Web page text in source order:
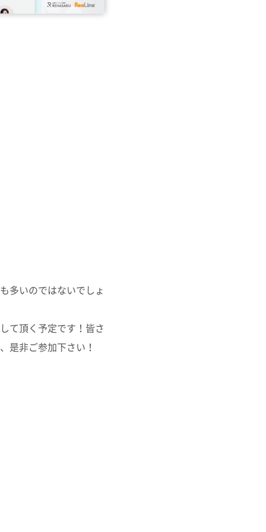
多いのではないでしょ
て頂く予定です！皆さ
是非ご参加下さい！